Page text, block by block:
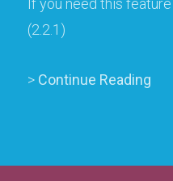
(2.2.1)
> Continue Reading